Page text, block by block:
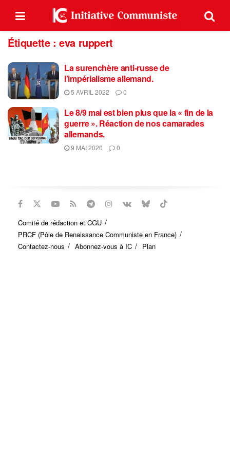
Étiquette :eva ruppert
La surenchère anti-russe de
l’impérialisme allemand.
5 AVRIL 2022 0
Le 8/9 mai est bien plus que la « fin de la
guerre ». Réaction de nos camarades
allemands.
9 MAI 2020 0
Comité de rédaction et CGU
PRCF (Pôle de Renaissance Communiste en France)
Contactez-nous
Abonnez-vous à IC Plan